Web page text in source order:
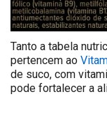
Tanto a tabela
pertencem ao
de suco, com
pode fortalecer a